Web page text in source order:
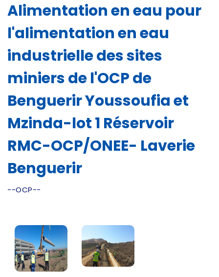
Alimentation en eau pour
l'alimentation en eau
industrielle des sites
miniers de l'OCP de
Benguerir Youssoufia et
Mzinda-lot 1 Réservoir
RMC-OCP/ONEE- Laverie
Benguerir
--OCP--